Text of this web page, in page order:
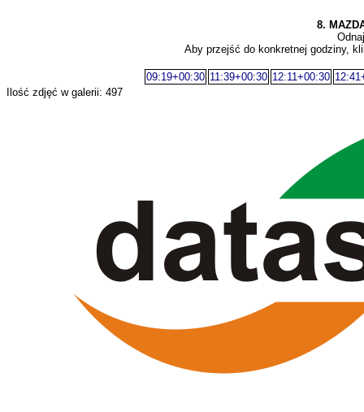
8.
Aby przejść do konkretnej godziny,
09:19+00:30 11:39+00:30 12:11+00:30
Ilość zdjęć w galerii: 497